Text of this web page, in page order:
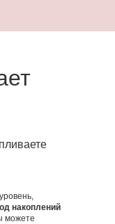
накоплений
можете